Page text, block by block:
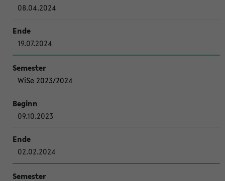
08.04.2024
19.07.2024
WiSe 2023/2024
09.10.2023
02.02.2024